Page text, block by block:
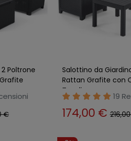
Poltrone
€
Salottino da
Rattan Grafite con
Tavolino
19
174,00 €